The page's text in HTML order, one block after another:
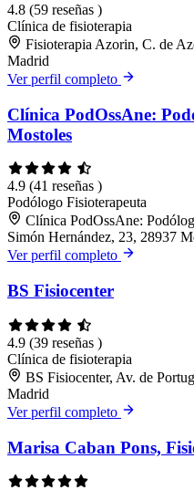
4.8 (59 reseñas )
Clínica de fisioterapia
Fisioterapia Azorin, C. de
Madrid
Ver perfil completo
Clínica PodOssAne:
Mostoles
4.9 (41 reseñas )
Podólogo Fisioterapeuta
Clínica PodOssAne:
Simón Hernández, 23, 28937
Ver perfil completo
BS Fisiocenter
4.9 (39 reseñas )
Clínica de fisioterapia
BS Fisiocenter, Av. de
Madrid
Ver perfil completo
Marisa Caban Pons,